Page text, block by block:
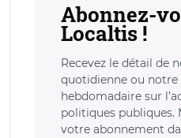
Abonnez-
Localtis !
Recevez le détail de
quotidienne ou notre
hebdomadaire sur
politiques publiques.
votre abonnement